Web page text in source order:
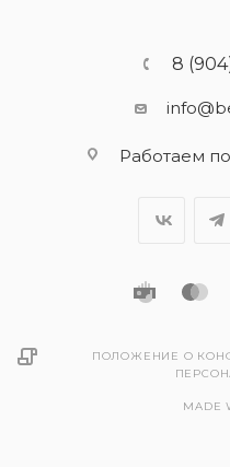
8
Работаем
ПОЛОЖЕНИЕ О
MADE